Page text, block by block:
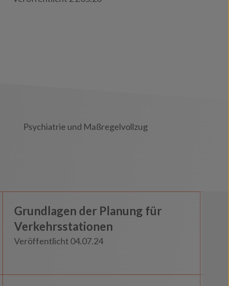
Psychiatrie und Maßregelvollzug
Insights
Grundlagen der Planung für
Verkehrsstationen
Veröffentlicht 04.07.24